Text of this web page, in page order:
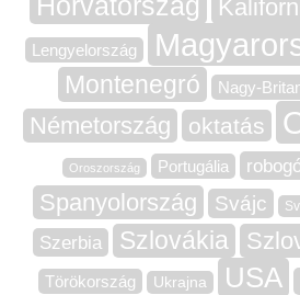
Lengyelország
Montenegró Nagy-
Németország oktatás
Oroszország Portugália
Spanyolország Svájc
Szerbia
Szlovákia
Törökország Ukrajna USA